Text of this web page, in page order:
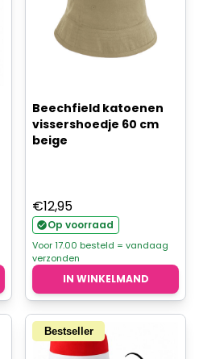
Beechfield katoenen
vissershoedje 60 cm
beige
€12,95
Op voorraad
Voor 17.00 besteld = vandaag
verzonden
IN WINKELMAND
Bestseller